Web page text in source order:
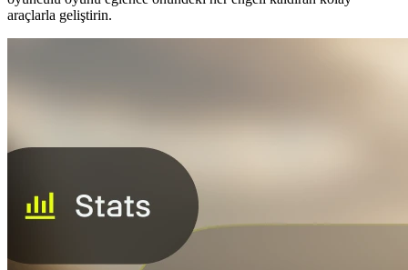
araçlarla geliştirin.